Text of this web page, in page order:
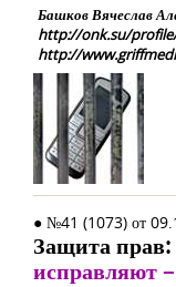
Башков Вячеслав
http://onk.su/
http://
● №41 (1073) от
Защита прав:
исправляют